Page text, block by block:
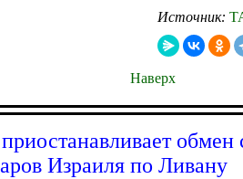
Источник:
Наверх
Израиля по Ливану